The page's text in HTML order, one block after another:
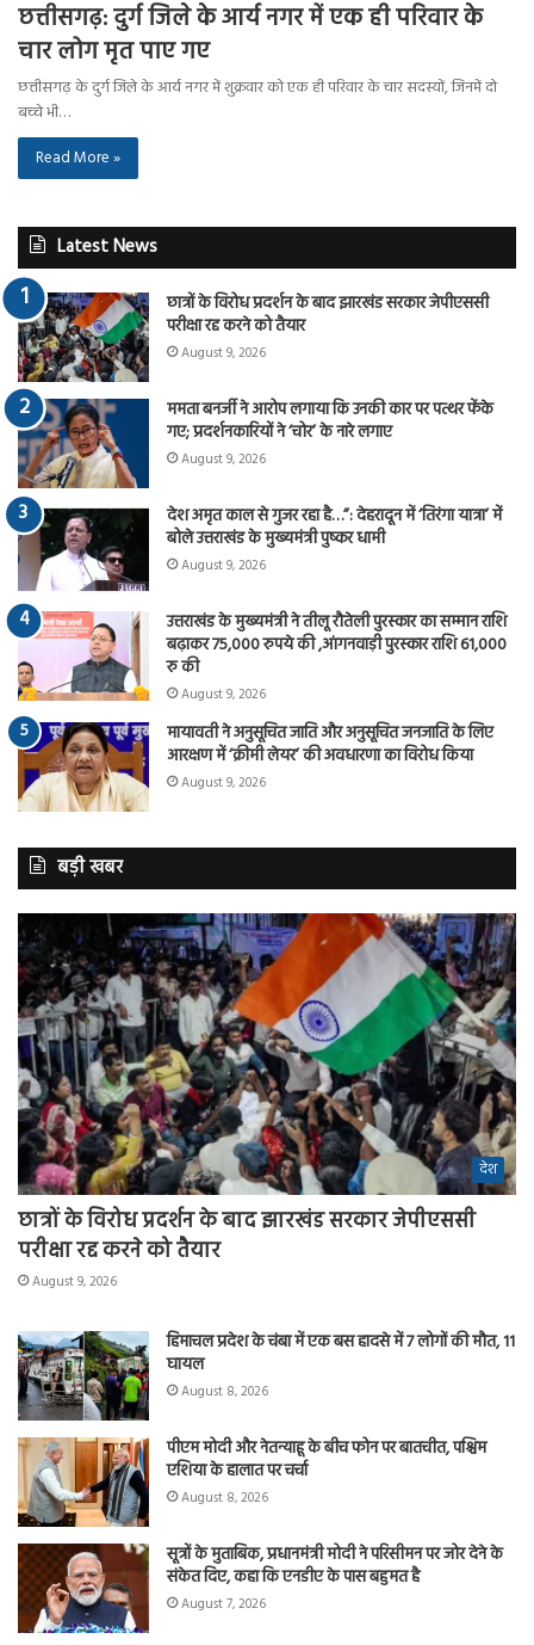
छत्तीसगढ़: दुर्ग जिले के आर्य नगर में एक ही परिवार के
चार लोग मृत पाए गए
छत्तीसगढ़ के दुर्ग जिले के आर्य नगर में शुक्रवार को एक ही परिवार के चार सदस्यों, जिनमें दो
बच्चे भी…
Read More »
Latest News
छात्रों के विरोध प्रदर्शन के बाद झारखंड सरकार जेपीएससी
परीक्षा रद्द करने को तैयार
August 9, 2026
ममता बनर्जी ने आरोप लगाया कि उनकी कार पर पत्थर फेंके
गए; प्रदर्शनकारियों ने ‘चोर’ के नारे लगाए
August 9, 2026
देश अमृत काल से गुजर रहा है…”: देहरादून में ‘तिरंगा यात्रा’ में
बोले उत्तराखंड के मुख्यमंत्री पुष्कर धामी
August 9, 2026
उत्तराखंड के मुख्यमंत्री ने तीलू रौतेली पुरस्कार का सम्मान राशि
बढ़ाकर 75,000 रुपये की ,आंगनवाड़ी पुरस्कार राशि 61,000
रु की
August 9, 2026
मायावती ने अनुसूचित जाति और अनुसूचित जनजाति के लिए
आरक्षण में ‘क्रीमी लेयर’ की अवधारणा का विरोध किया
August 9, 2026
बड़ी खबर
देश
छात्रों के विरोध प्रदर्शन के बाद झारखंड सरकार जेपीएससी
परीक्षा रद्द करने को तैयार
August 9, 2026
हिमाचल प्रदेश के चंबा में एक बस हादसे में 7 लोगों की मौत, 11
घायल
August 8, 2026
पीएम मोदी और नेतन्याहू के बीच फोन पर बातचीत, पश्चिम
एशिया के हालात पर चर्चा
August 8, 2026
सूत्रों के मुताबिक, प्रधानमंत्री मोदी ने परिसीमन पर जोर देने के
संकेत दिए, कहा कि एनडीए के पास बहुमत है
August 7, 2026